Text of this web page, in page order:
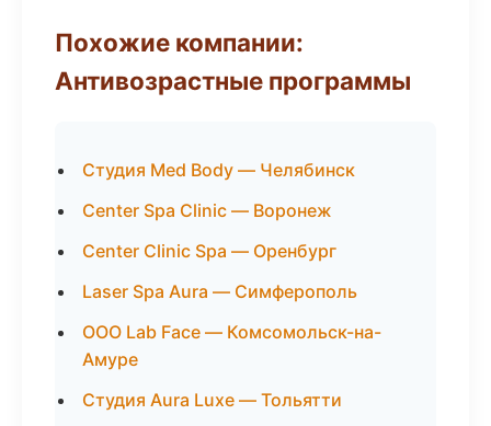
Похожие компании:
Антивозрастные программы
Студия Med Body — Челябинск
Center Spa Clinic — Воронеж
Center Clinic Spa — Оренбург
Laser Spa Aura — Симферополь
ООО Lab Face — Комсомольск-на-
Амуре
Студия Aura Luxe — Тольятти